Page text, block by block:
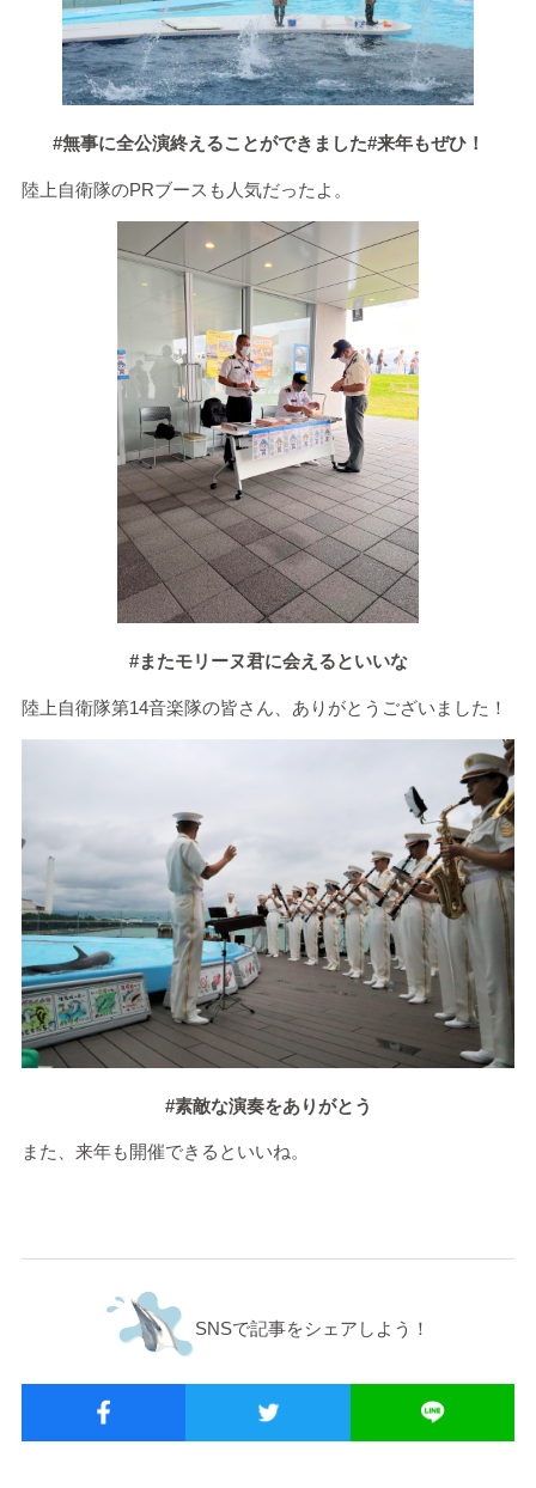
#無事に全公演終えることができました#来年もぜひ！
陸上自衛隊のPRブースも人気だったよ。
#またモリーヌ君に会えるといいな
陸上自衛隊第14音楽隊の皆さん、ありがとうございました！
#素敵な演奏をありがとう
また、来年も開催できるといいね。
SNSで記事をシェアしよう！